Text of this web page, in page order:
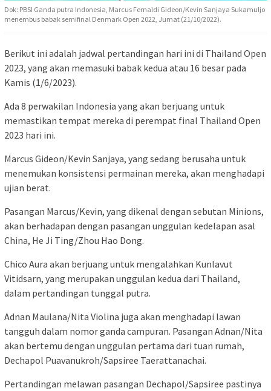
Dok: PBSI Ganda putra Indonesia, Marcus Fernaldi Gideon/Kevin Sanjaya Sukamuljo
menembus babak semifinal Denmark Open 2022, Jumat (21/10/2022).
Berikut ini adalah jadwal pertandingan hari ini di Thailand Open
2023, yang akan memasuki babak kedua atau 16 besar pada
Kamis (1/6/2023).
Ada 8 perwakilan Indonesia yang akan berjuang untuk
memastikan tempat mereka di perempat final Thailand Open
2023 hari ini.
Marcus Gideon/Kevin Sanjaya, yang sedang berusaha untuk
menemukan konsistensi permainan mereka, akan menghadapi
ujian berat.
Pasangan Marcus/Kevin, yang dikenal dengan sebutan Minions,
akan berhadapan dengan pasangan unggulan kedelapan asal
China, He Ji Ting/Zhou Hao Dong.
Chico Aura akan berjuang untuk mengalahkan Kunlavut
Vitidsarn, yang merupakan unggulan kedua dari Thailand,
dalam pertandingan tunggal putra.
Adnan Maulana/Nita Violina juga akan menghadapi lawan
tangguh dalam nomor ganda campuran. Pasangan Adnan/Nita
akan bertemu dengan unggulan pertama dari tuan rumah,
Dechapol Puavanukroh/Sapsiree Taerattanachai.
Pertandingan melawan pasangan Dechapol/Sapsiree pastinya